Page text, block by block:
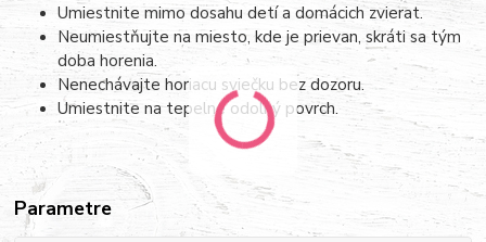
Umiestnite mimo dosahu detí a domácich zvierat.
Neumiestňujte na miesto, kde je prievan, skráti sa tým
doba horenia.
Nenechávajte horiacu sviečku bez dozoru.
Umiestnite na tepelne odolný povrch.
Parametre